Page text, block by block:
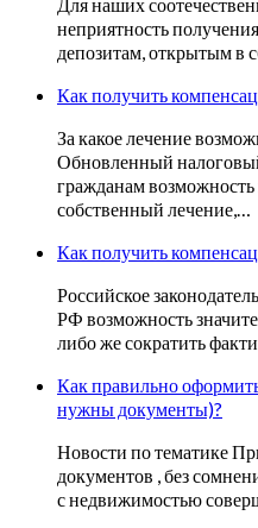
неприятность
депозитам, открытым в
Как получить
За какое лечение
Обновленный
гражданам возможность
собственный лечение,…
Как получить
Российское
РФ возможность
либо же сократить
Как правильно
нужны документы)?
Новости по тематике
документов , без
с недвижимостью